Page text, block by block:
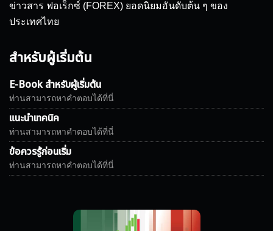
ข่าวสาร ฟอเร็กซ์ (FOREX) ยอดนิยมอันดับต้น ๆ ของ
ประเทศไทย
สำหรับผู้เริ่มต้น
E-Book สำหรับผู้เริ่มต้น
ท่านสามารถหาคำตอบได้ที่นี่
แนะนำเทคนิค
ท่านสามารถหาคำตอบได้ที่นี่
ข้อควรรู้ก่อนเริ่ม
ท่านสามารถหาคำตอบได้ที่นี่